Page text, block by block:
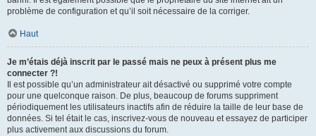
problème de configuration et qu’il soit nécessaire de la corriger.
Haut
Je m’étais déjà inscrit par le passé mais ne peux à présent plus me
connecter ?!
Il est possible qu’un administrateur ait désactivé ou supprimé votre compte
pour une quelconque raison. De plus, beaucoup de forums suppriment
périodiquement les utilisateurs inactifs afin de réduire la taille de leur base de
données. Si tel était le cas, inscrivez-vous de nouveau et essayez de participer
plus activement aux discussions du forum.